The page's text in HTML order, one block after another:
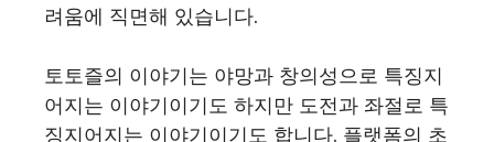
려움에 직면해 있습니다.
토토즐의 이야기는 야망과 창의성으로 특징지
어지는 이야기이기도 하지만 도전과 좌절로 특
징지어지는 이야기이기도 합니다. 플랫폼의 초